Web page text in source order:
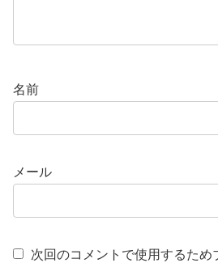
名前
メール
次回のコメントで使用するため